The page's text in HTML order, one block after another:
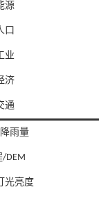
源
口
业
济
通
雨量
/DEM
光亮度